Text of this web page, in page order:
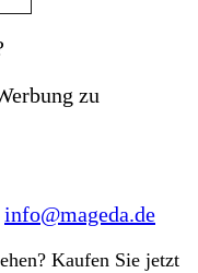
zu
info@mageda.de
Kaufen Sie jetzt